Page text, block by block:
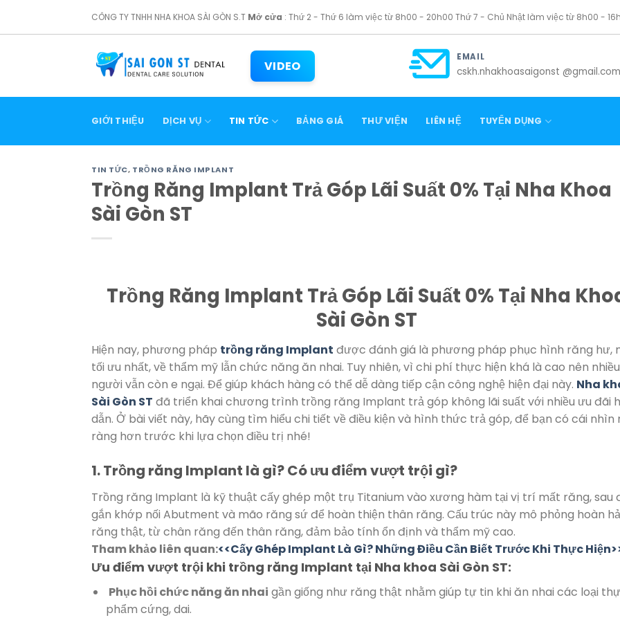
CÔNG TY TNHH NHA KHOA SÀI GÒN S.T Mở cửa : Thứ 2 - Thứ 6 làm việc từ 8h00 - 20h00 Thứ 7 - Chủ Nhật làm việc từ 8h00 -
VIDEO
EMAIL
cskh.nhakhoasaigonst
GIỚI THIỆU DỊCH VỤ TIN TỨC BẢNG GIÁ THƯ VIỆN LIÊN HỆ TUYỂN DỤNG
TIN TỨC, TRỒNG RĂNG IMPLANT
Trồng Răng Implant Trả Góp Lãi Suất 0% Tại Nha Khoa
Sài Gòn ST
Trồng Răng Implant Trả Góp Lãi Suất 0% Tại Nha
Sài Gòn ST
Hiện nay, phương pháp trồng răng Implant được đánh giá là phương pháp phục hình răng hư,
tối ưu nhất, về thẩm mỹ lẫn chức năng ăn nhai. Tuy nhiên, vì chi phí thực hiện khá là cao nên nhiều
người vẫn còn e ngại. Để giúp khách hàng có thể dễ dàng tiếp cận công nghệ hiện đại này. Nha
Sài Gòn ST đã triển khai chương trình trồng răng Implant trả góp không lãi suất với nhiều ưu đãi
dẫn. Ở bài viết này, hãy cùng tìm hiểu chi tiết về điều kiện và hình thức trả góp, để bạn có cái nhìn
ràng hơn trước khi lựa chọn điều trị nhé!
1. Trồng răng Implant là gì? Có ưu điểm vượt trội gì?
Trồng răng Implant là kỹ thuật cấy ghép một trụ Titanium vào xương hàm tại vị trí mất răng, sau
gắn khớp nối Abutment và mão răng sứ để hoàn thiện thân răng. Cấu trúc này mô phỏng hoàn
răng thật, từ chân răng đến thân răng, đảm bảo tính ổn định và thẩm mỹ cao.
Tham khảo liên quan:<<Cấy Ghép Implant Là Gì? Những Điều Cần Biết Trước Khi Thực
Ưu điểm vượt trội khi trồng răng Implant tại Nha khoa Sài Gòn ST:
Phục hồi chức năng ăn nhai gần giống như răng thật nhằm giúp tự tin khi ăn nhai các loại
phẩm cứng, dai.